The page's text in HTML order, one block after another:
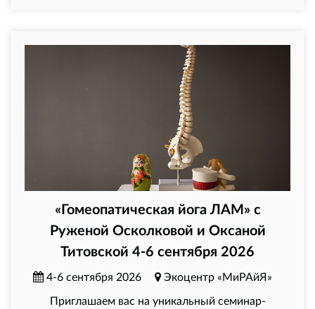
«Гомеопатическая йога ЛАМ» с
Руженой Осколковой и Оксаной
Титовской 4-6 сентября 2026
4-6 сентября 2026
Экоцентр «МиРАйЯ»
Приглашаем вас на уникальный семинар-